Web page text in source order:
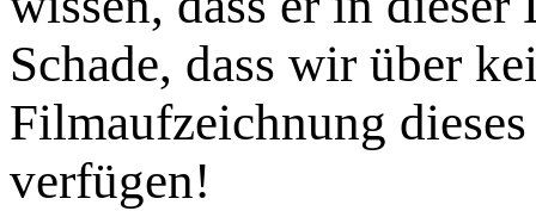
Schade, dass wir über
Filmaufzeichnung
verfügen!